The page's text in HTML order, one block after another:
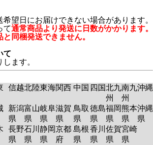
望日にお届けできない場合があります。
て通常商品より発送に日数がかかります。
と同梱発送できません。
て
ます。
信越北陸東海関西 中国 四国北九
州
南九
州
沖縄
新潟
県
長野
県
富山
県
石川
県
岐阜
県
静岡
県
滋賀
県
京都
府
鳥取
県
島根
県
徳島
県
香川
県
福岡
県
佐賀
県
熊本
県
宮崎
県
沖縄
県